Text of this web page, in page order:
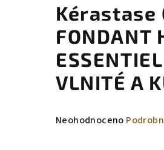
Kérastase
FONDANT
VLNITÉ A
Průměrné
Neohodnoceno